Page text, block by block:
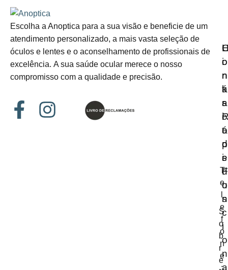
Escolha a Anoptica para a sua visão e beneficie de um
atendimento personalizado, a mais vasta seleção de
óculos e lentes e o aconselhamento de profissionais de
excelência. A sua saúde ocular merece o nosso
compromisso com a qualidade e precisão.
L
i
n
k
s
á
p
i
d
o
s
S
o
b
r
e
o
n
t
a
c
t
o
s
T
e
e
f
o
n
e
:
o
r
á
r
i
o
d
e
F
u
n
c
i
o
n
a